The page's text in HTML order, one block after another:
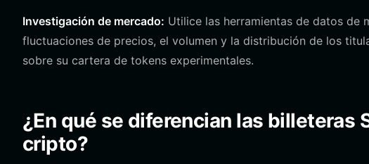
Investigación de mercado: Utilice las herramientas de datos de
fluctuaciones de precios, el volumen y la distribución de los
sobre su cartera de tokens experimentales.
¿En qué se diferencian las billeteras
cripto?